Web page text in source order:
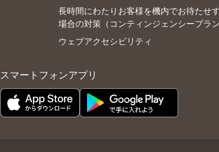
長時間にわたりお客様を機内でお待たせ
場合の対策（コンティンジェンシープラン
ウェブアクセシビリティ
スマートフォンアプリ